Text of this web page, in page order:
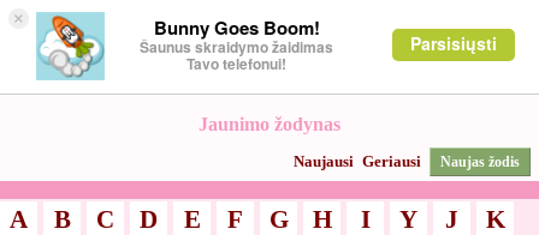
× Bunny Goes Boom!
Šaunus skraidymo žaidimas
Tavo telefonui!
Parsisiųsti
Jaunimo žodynas
Naujausi Geriausi Naujas žodis
A B C D E F G H I Y J
K